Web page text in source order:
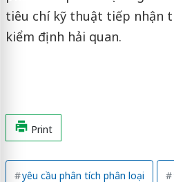
tiêu chí kỹ thuật tiếp nhận
kiểm định hải quan.
Print
yêu cầu phân tích phân loại